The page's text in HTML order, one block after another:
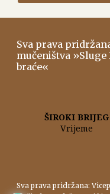
Sva prava
mučeništva
braće«
Sva prava pridržana: